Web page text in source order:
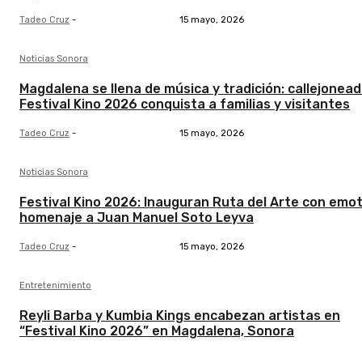
Tadeo Cruz - 15 mayo, 2026
Noticias Sonora
Magdalena se llena de música y tradición:
Festival Kino 2026 conquista a familias y visitantes
Tadeo Cruz - 15 mayo, 2026
Noticias Sonora
Festival Kino 2026: Inauguran Ruta del Arte con
homenaje a Juan Manuel Soto Leyva
Tadeo Cruz - 15 mayo, 2026
Entretenimiento
Reyli Barba y Kumbia Kings encabezan artistas en
“Festival Kino 2026” en Magdalena, Sonora